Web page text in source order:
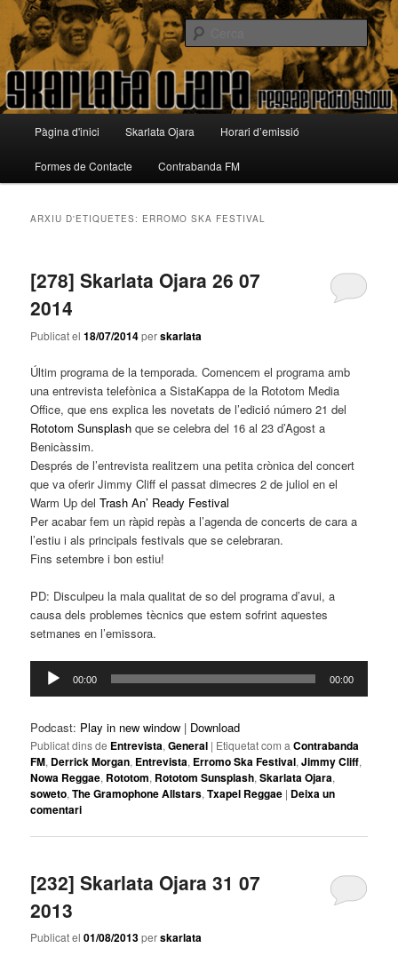
Aneu
contingut
principal
Aneu
contingut
secundariSkarlata Ojara
Reggae Radio Show
Cerca
principal
Pàgina d'inici Skarlata Ojara Horari d’emissió
Formes de Contacte Contrabanda FM
ARXIU D'ETIQUETES: ERROMO SKA FESTIVAL
[278] Skarlata Ojara 26 07
2014
Publicat el18/07/2014perskarlata
Últim programa de la temporada. Comencem el programa amb
una entrevista telefònica a SistaKappa de la Rototom Media
Office, que ens explica les novetats de l’edició número 21 del
Rototom Sunsplash que se celebra del 16 al 23 d’Agost a
Benicàssim.
Després de l’entrevista realitzem una petita crònica del concert
que va oferir Jimmy Cliff el passat dimecres 2 de juliol en el
Warm Up delTrash An’ Ready Festival
Per acabar fem un ràpid repàs a l’agenda de concerts de cara a
l’estiu i als principals festivals que se celebraran.
Fins setembre i bon estiu!
PD: Disculpeu la mala qualitat de so del programa d’avui, a
causa dels problemes tècnics que estem sofrint aquestes
setmanes en l’emissora.
Reproductor
d'àudio
00:00 00:00
Podcast: Play in new window | Download
Publicat dins de Entrevista,General | Etiquetat com a Contrabanda
FM, Derrick Morgan, Entrevista, Erromo Ska Festival,Jimmy Cliff,
Nowa Reggae, Rototom, Rototom Sunsplash,Skarlata Ojara,
soweto,The Gramophone Allstars,Txapel Reggae | Deixa un
comentari
[232] Skarlata Ojara 31 07
2013
Publicat el01/08/2013perskarlata